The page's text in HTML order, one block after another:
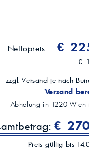
Nettopreis: €
€
zzgl. Versand je nach
Versand
Abholung in 1220 Wien
€
Preis gültig bis